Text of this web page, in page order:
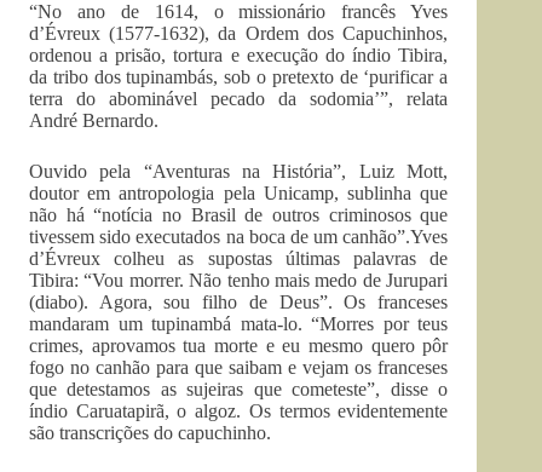
“No ano de 1614, o missionário francês Yves
d’Évreux (1577-1632), da Ordem dos Capuchinhos,
ordenou a prisão, tortura e execução do índio Tibira,
da tribo dos tupinambás, sob o pretexto de ‘purificar a
terra do abominável pecado da sodomia’”, relata
André Bernardo.
Ouvido pela “Aventuras na História”, Luiz Mott,
doutor em antropologia pela Unicamp, sublinha que
não há “notícia no Brasil de outros criminosos que
tivessem sido executados na boca de um canhão”.Yves
d’Évreux colheu as supostas últimas palavras de
Tibira: “Vou morrer. Não tenho mais medo de Jurupari
(diabo). Agora, sou filho de Deus”. Os franceses
mandaram um tupinambá mata-lo. “Morres por teus
crimes, aprovamos tua morte e eu mesmo quero pôr
fogo no canhão para que saibam e vejam os franceses
que detestamos as sujeiras que cometeste”, disse o
índio Caruatapirã, o algoz. Os termos evidentemente
são transcrições do capuchinho.